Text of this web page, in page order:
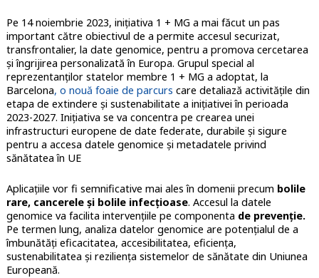
Pe 14 noiembrie 2023, inițiativa 1 + MG a mai făcut un pas
important către obiectivul de a permite accesul securizat,
transfrontalier, la date genomice, pentru a promova cercetarea
și îngrijirea personalizată în Europa. Grupul special al
reprezentanților statelor membre 1 + MG a adoptat, la
Barcelona, o nouă foaie de parcurs care detaliază activitățile din
etapa de extindere și sustenabilitate a inițiativei în perioada
2023-2027. Inițiativa se va concentra pe crearea unei
infrastructuri europene de date federate, durabile și sigure
pentru a accesa datele genomice și metadatele privind
sănătatea în UE
Aplicațiile vor fi semnificative mai ales în domenii precum bolile
rare, cancerele și bolile infecțioase. Accesul la datele
genomice va facilita intervențiile pe componenta de prevenție.
Pe termen lung, analiza datelor genomice are potențialul de a
îmbunătăți eficacitatea, accesibilitatea, eficiența,
sustenabilitatea și reziliența sistemelor de sănătate din Uniunea
Europeană.